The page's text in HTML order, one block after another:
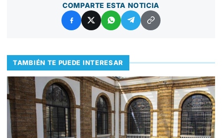
COMPARTE ESTA NOTICIA
TAMBIÉN TE PUEDE INTERESAR